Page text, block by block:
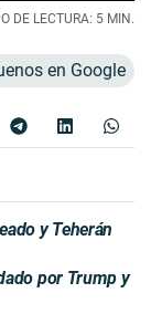
DE LECTURA: 5 MIN.
en Google
y Teherán
por Trump y